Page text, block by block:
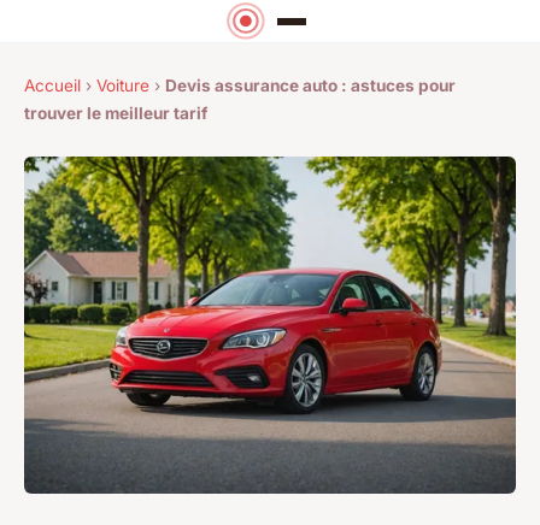
Accueil › Voiture › Devis assurance auto : astuces pour
trouver le meilleur tarif